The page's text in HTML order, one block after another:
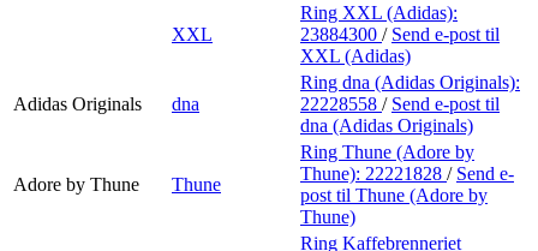
XXL
Ring XXL (Adidas):
23884300 / Send e-post til
XXL (Adidas)
Adidas Originals dna
Ring dna (Adidas Originals):
22228558 / Send e-post til
dna (Adidas Originals)
Adore by Thune Thune
Ring Thune (Adore by
Thune): 22221828 / Send e-
post til Thune (Adore by
Thune)
Ring Kaffebrenneriet